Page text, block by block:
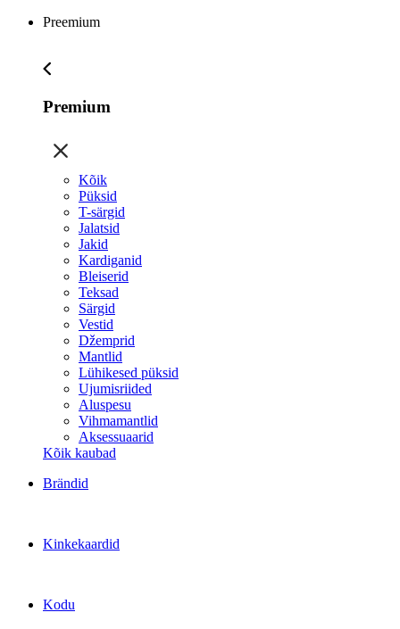
Preemium
Premium
Kõik
Püksid
T-särgid
Jalatsid
Jakid
Kardiganid
Bleiserid
Teksad
Särgid
Vestid
Džemprid
Mantlid
Lühikesed püksid
Ujumisriided
Aluspesu
Vihmamantlid
Aksessuaarid
Kõik kaubad
Brändid
Kinkekaardid
Kodu